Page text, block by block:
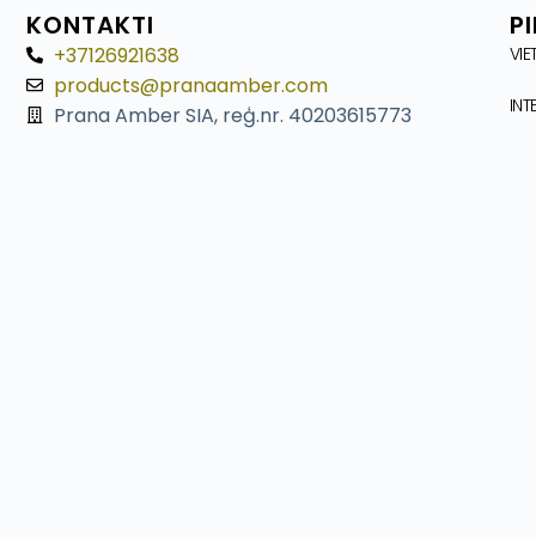
KONTAKTI
+37126921638
products@pranaamber.com
Prana Amber SIA, reģ.nr. 40203615773